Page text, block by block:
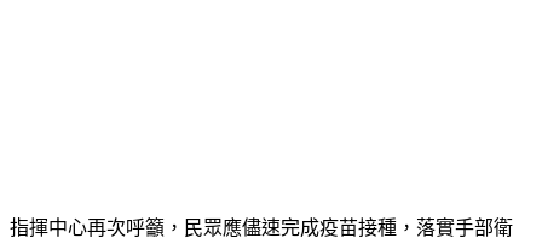
指揮中心再次呼籲，民眾應儘速完成疫苗接種，落實手部衛